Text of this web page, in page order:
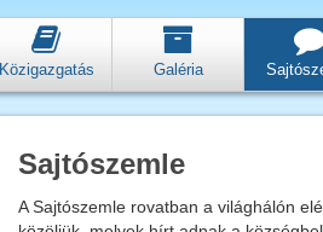
Közigazgatás Galéria
Sajtószemle
A Sajtószemle rovatban a világhálón